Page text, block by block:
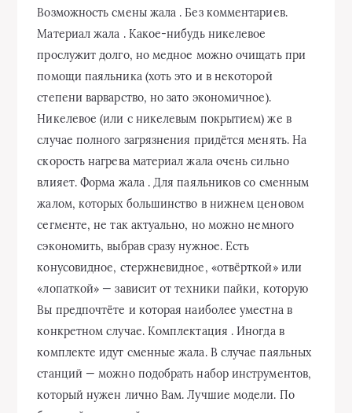
Возможность смены жала . Без комментариев.
Материал жала . Какое-нибудь никелевое
прослужит долго, но медное можно очищать при
помощи паяльника (хоть это и в некоторой
степени варварство, но зато экономичное).
Никелевое (или с никелевым покрытием) же в
случае полного загрязнения придётся менять. На
скорость нагрева материал жала очень сильно
влияет. Форма жала . Для паяльников со сменным
жалом, которых большинство в нижнем ценовом
сегменте, не так актуально, но можно немного
сэкономить, выбрав сразу нужное. Есть
конусовидное, стержневидное, «отвёрткой» или
«лопаткой» — зависит от техники пайки, которую
Вы предпочтёте и которая наиболее уместна в
конкретном случае. Комплектация . Иногда в
комплекте идут сменные жала. В случае паяльных
станций — можно подобрать набор инструментов,
который нужен лично Вам. Лучшие модели. По